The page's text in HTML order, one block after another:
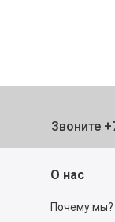
Звоните
О нас
Почему мы?